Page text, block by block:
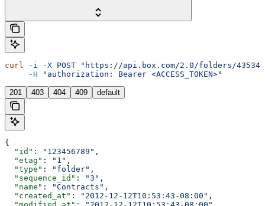
curl -i -X POST "https://api.box.com/2.0/folders/
     -H
"authorization: Bearer <ACCESS_TOKEN>"
201 403 404 409 default
{
  "id"
: "123456789" ,
  "etag"
: "1" ,
  "type"
: "folder" ,
  "sequence_id"
: "3" ,
  "name"
: "Contracts" ,
  "created_at"
: "2012-12-12T10:53:43-08:00" ,